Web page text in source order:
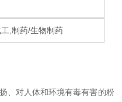
,制药/生物制药
、对人体和环境有毒有害的粉